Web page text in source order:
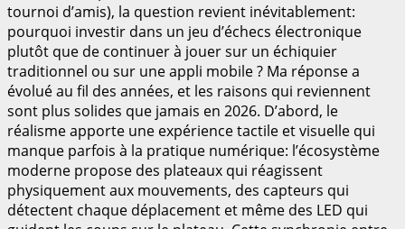
tournoi d’amis), la question revient inévitablement:
pourquoi investir dans un jeu d’échecs électronique
plutôt que de continuer à jouer sur un échiquier
traditionnel ou sur une appli mobile ? Ma réponse a
évolué au fil des années, et les raisons qui reviennent
sont plus solides que jamais en 2026. D’abord, le
réalisme apporte une expérience tactile et visuelle qui
manque parfois à la pratique numérique: l’écosystème
moderne propose des plateaux qui réagissent
physiquement aux mouvements, des capteurs qui
détectent chaque déplacement et même des LED qui